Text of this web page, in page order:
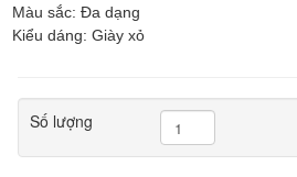
Màu sắc: Đa dạng
Kiểu dáng: Giày xỏ
Số lượng